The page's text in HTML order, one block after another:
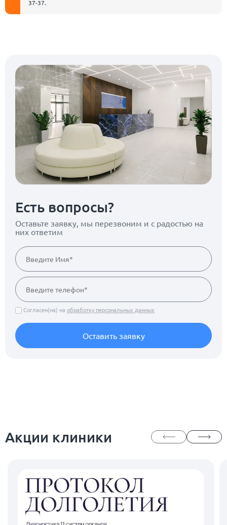
37-37.
Есть вопросы?
Оставьте заявку, мы перезвоним и с радостью на
них ответим
Согласен(на) на обработку персональных данных
Оставить заявку
Акции клиники